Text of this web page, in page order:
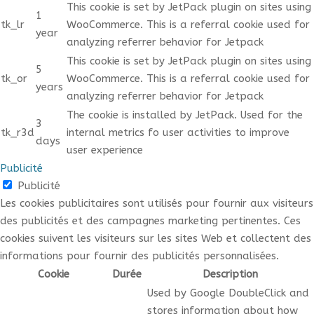
tk_lr
1
year
This cookie is set by JetPack plugin on sites using
WooCommerce. This is a referral cookie used for
analyzing referrer behavior for Jetpack
tk_or
5
years
This cookie is set by JetPack plugin on sites using
WooCommerce. This is a referral cookie used for
analyzing referrer behavior for Jetpack
tk_r3d
3
days
The cookie is installed by JetPack. Used for the
internal metrics fo user activities to improve
user experience
Publicité
Publicité
Les cookies publicitaires sont utilisés pour fournir aux visiteurs
des publicités et des campagnes marketing pertinentes. Ces
cookies suivent les visiteurs sur les sites Web et collectent des
informations pour fournir des publicités personnalisées.
Cookie
Durée Description
Used by Google DoubleClick and
stores information about how